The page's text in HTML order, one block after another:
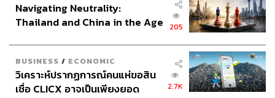
Navigating Neutrality:
Thailand and China in the Age
205
BUSINESS / ECONOMIC
วิเคราะห์ปรากฏการณ์คนแห่ขอสิน
เชื่อ CLICX อาจเป็นเพียงยอด
2.7K